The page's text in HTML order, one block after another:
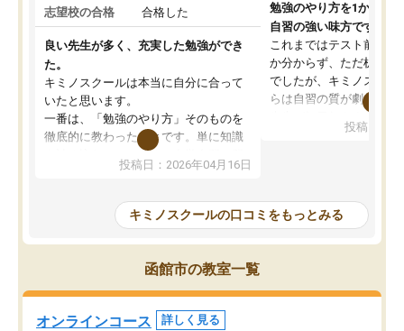
志望校の合格 合格した
良い先生が多く、充実した勉強ができ
た。
キミノスクールは本当に自分に合って
いたと思います。
一番は、「勉強のやり方」そのものを
徹底的に教わったことです。単に知識
を詰め込むのではなく、自学自習の習
慣が身につくよう並走してくれるの
はなくなりました。
講師の方との距離も近く、親身なコー
チングのおかげで、停滞期もモチベー
ションを維持できました。「やらされ
る勉強」から「目標のための勉強」へ
意識が変わったことが、目標校への合
投稿日：2026年04月16日
勉強のやり方を1から教
自習の強い味方です。
これまではテスト前に何
か分からず、ただ机に座
でしたが、キミノスクー
らは自習の質が劇的に変
を明確にしてくれるの
の仕方をコーチングして
ルなので、家での学習習
身につきました。結果と
た。自分から学ぶ姿勢を
投稿日：
キミノスクールの口コミをもっとみる
函館市の教室一覧
オンラインコース 詳しく見る